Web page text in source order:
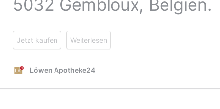
5032 Gembloux, Belgien.
Jetzt kaufen Weiterlesen
Löwen Apotheke24